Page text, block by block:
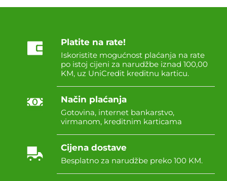
Platite na rate!
Iskoristite mogućnost plaćanja na rate
po istoj cijeni za narudžbe iznad 100,00
KM, uz UniCredit kreditnu karticu.
Način plaćanja
Gotovina, internet bankarstvo,
virmanom, kreditnim karticama
Cijena dostave
Besplatno za narudžbe preko 100 KM.